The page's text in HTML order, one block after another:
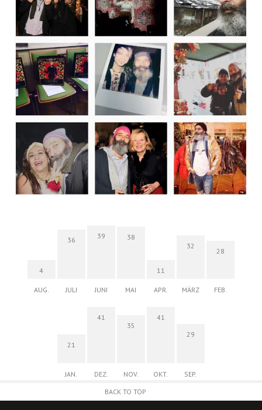
4
AUG.
36
JULI
39
JUNI
38
MAI
11
APR.
32
MÄRZ
28
FEB.
21
JAN.
41
DEZ.
35
NOV.
41
OKT.
29
SEP.
BACK TO TOP